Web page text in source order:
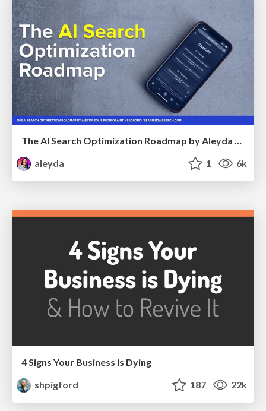
The AI Search Optimization Roadmap by Aleyda Solis
aleyda
1 6k
4 Signs Your Business is Dying
shpigford
187 22k